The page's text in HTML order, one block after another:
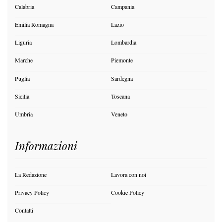
Calabria Campania
Emilia Romagna Lazio
Liguria Lombardia
Marche Piemonte
Puglia Sardegna
Sicilia Toscana
Umbria Veneto
Informazioni
La Redazione Lavora con noi
Privacy Policy Cookie Policy
Contatti